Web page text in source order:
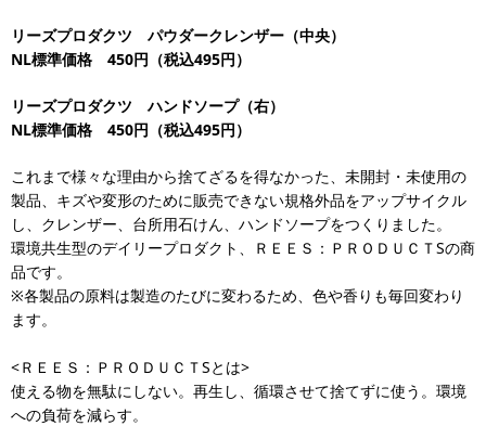
リーズプロダクツ パウダークレンザー（中央）
NL標準価格 450円（税込495円）
リーズプロダクツ ハンドソープ（右）
NL標準価格 450円（税込495円）
これまで様々な理由から捨てざるを得なかった、未開封・未使用の
製品、キズや変形のために販売できない規格外品をアップサイクル
し、クレンザー、台所用石けん、ハンドソープをつくりました。
環境共生型のデイリープロダクト、ＲＥＥＳ：ＰＲＯＤＵＣＴSの商
品です。
※各製品の原料は製造のたびに変わるため、色や香りも毎回変わり
ます。
<ＲＥＥＳ：ＰＲＯＤＵＣＴSとは>
使える物を無駄にしない。再生し、循環させて捨てずに使う。環境
への負荷を減らす。